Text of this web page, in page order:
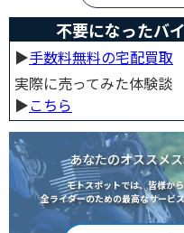
不要になったバ
▶︎手数料無料の宅配買取
実際に売ってみた体験談
▶︎こちら
あなたのオススメ
モトスポットでは、皆様か
全ライダーのための最高なサービ